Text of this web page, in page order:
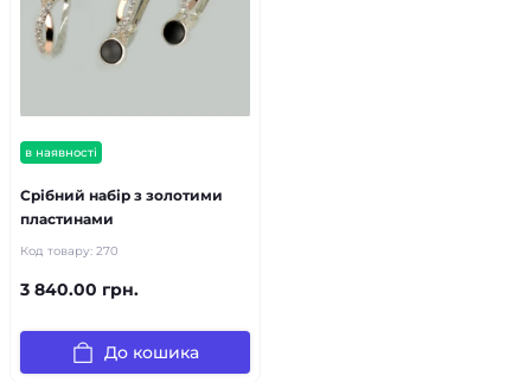
в наявності
Срібний набір з золотими
пластинами
Код товару: 270
3 840.00 грн.
До кошика